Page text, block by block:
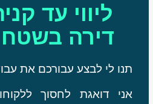
ליווי עד
דירה
תנו לי לבצע עבורכם את
אני דואגת לחסוך